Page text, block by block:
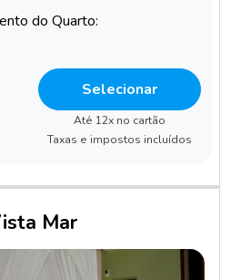
do Quarto:
Selecionar
Até 12x no cartão
Taxas e impostos incluídos
Mar